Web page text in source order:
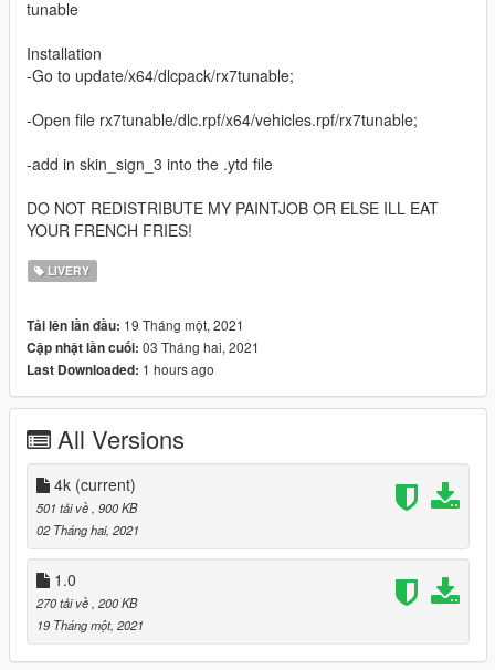
tunable
Installation
-Go to update/x64/dlcpack/rx7tunable;
-Open file rx7tunable/dlc.rpf/x64/vehicles.rpf/rx7tunable;
-add in skin_sign_3 into the .ytd file
DO NOT REDISTRIBUTE MY PAINTJOB OR ELSE ILL EAT
YOUR FRENCH FRIES!
LIVERY
Tải lên lần đầu: 19 Tháng một, 2021
Cập nhật lần cuối: 03 Tháng hai, 2021
Last Downloaded: 1 hours ago
All Versions
4k (current)
501 tải về , 900 KB
02 Tháng hai, 2021
1.0
270 tải về , 200 KB
19 Tháng một, 2021